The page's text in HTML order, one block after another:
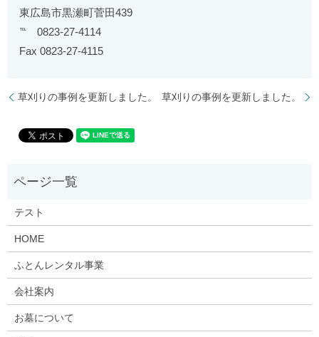
東広島市黒瀬町菅田439
℡ 0823-27-4114
Fax 0823-27-4115
草刈りの事例を更新しました。 草刈りの事例を更新しました。
テスト
HOME
ふとんレンタル事業
会社案内
お墓について